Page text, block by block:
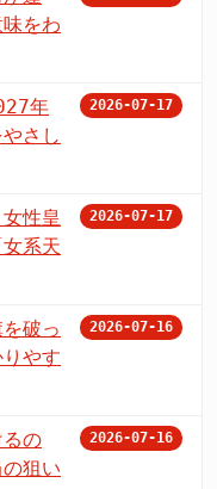
をわ
年
さし
2026-07-17
性皇
系天
2026-07-17
破っ
やす
2026-07-16
の
狙い
2026-07-16